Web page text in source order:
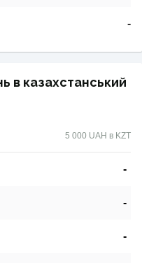
-
в казахстанський
5 000 UAH в KZT
-
-
-